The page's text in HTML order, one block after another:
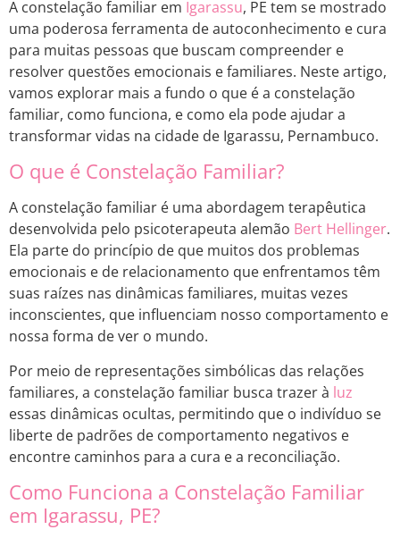
A constelação familiar em Igarassu, PE tem se mostrado
uma poderosa ferramenta de autoconhecimento e cura
para muitas pessoas que buscam compreender e
resolver questões emocionais e familiares. Neste artigo,
vamos explorar mais a fundo o que é a constelação
familiar, como funciona, e como ela pode ajudar a
transformar vidas na cidade de Igarassu, Pernambuco.
O que é Constelação Familiar?
A constelação familiar é uma abordagem terapêutica
desenvolvida pelo psicoterapeuta alemão Bert Hellinger.
Ela parte do princípio de que muitos dos problemas
emocionais e de relacionamento que enfrentamos têm
suas raízes nas dinâmicas familiares, muitas vezes
inconscientes, que influenciam nosso comportamento e
nossa forma de ver o mundo.
Por meio de representações simbólicas das relações
familiares, a constelação familiar busca trazer à luz
essas dinâmicas ocultas, permitindo que o indivíduo se
liberte de padrões de comportamento negativos e
encontre caminhos para a cura e a reconciliação.
Como Funciona a Constelação Familiar
em Igarassu, PE?